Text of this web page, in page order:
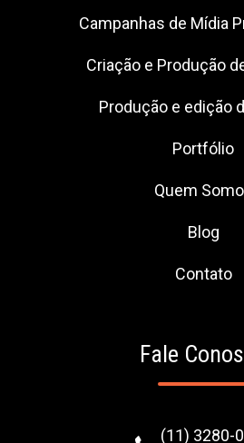
Campanhas de Mídia
Criação e Produção
Produção e edição
Portfólio
Quem
Blog
Contato
Fale
(11) 3280-